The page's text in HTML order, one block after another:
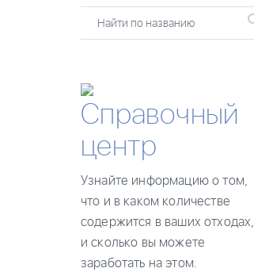
Найти по названию
Справочный
центр
Узнайте информацию о том,
что и в каком количестве
содержится в ваших отходах,
и сколько вы можете
заработать на этом.